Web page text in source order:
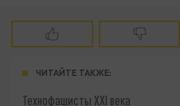
ЧИТАЙТЕ ТАКЖЕ:
Технофашисты XXI века